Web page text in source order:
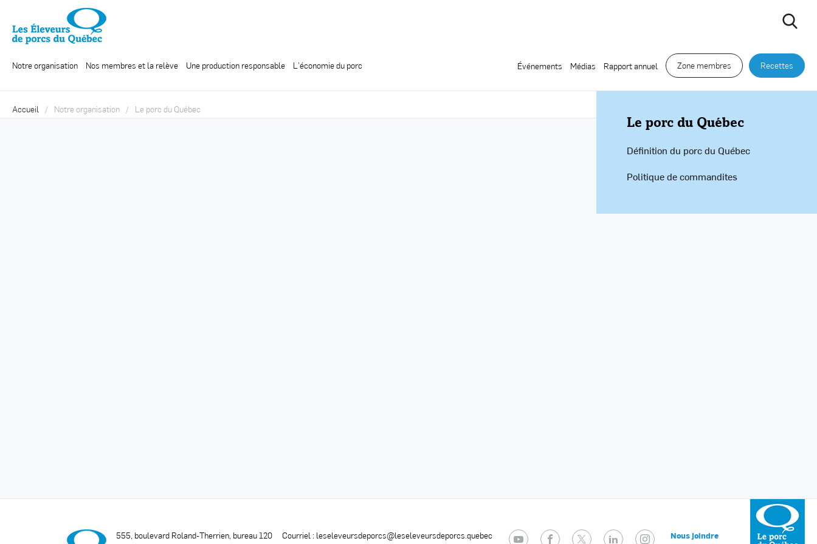
Notre organisation Nos membres et la relève Une production responsable L’économie du porc Événements Médias Rapport annuel Zone membres Recettes
Accueil Notre organisation Le porc du Québec
Le porc du Québec
Définition du porc du Québec
Politique de commandites
555, boulevard Roland-Therrien, bureau 120
Courriel : leseleveursdeporcs@leseleveursdeporcs.quebec
YouTubeFacebookTwitter LinkedInInstagramNous joindre